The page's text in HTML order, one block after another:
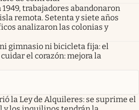
1949, trabajadores abandonaron
remota. Setenta y siete años
analizaron las colonias y
gimnasio ni bicicleta fija: el
el corazón: mejora la
la Ley de Alquileres: se suprime el